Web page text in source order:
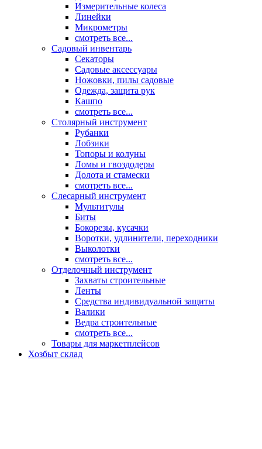
Измерительные колеса
Линейки
Микрометры
смотреть все...
Садовый инвентарь
Секаторы
Садовые аксессуары
Ножовки, пилы садовые
Одежда, защита рук
Кашпо
смотреть все...
Столярный инструмент
Рубанки
Лобзики
Топоры и колуны
Ломы и гвоздодеры
Долота и стамески
смотреть все...
Слесарный инструмент
Мультитулы
Биты
Бокорезы, кусачки
Воротки, удлинители, переходники
Выколотки
смотреть все...
Отделочный инструмент
Захваты строительные
Ленты
Средства индивидуальной защиты
Валики
Ведра строительные
смотреть все...
Товары для маркетплейсов
Хозбыт склад